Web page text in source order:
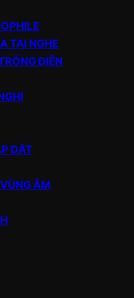
TAI NGHE
ĐIỆN
ĐẶT
ÂM